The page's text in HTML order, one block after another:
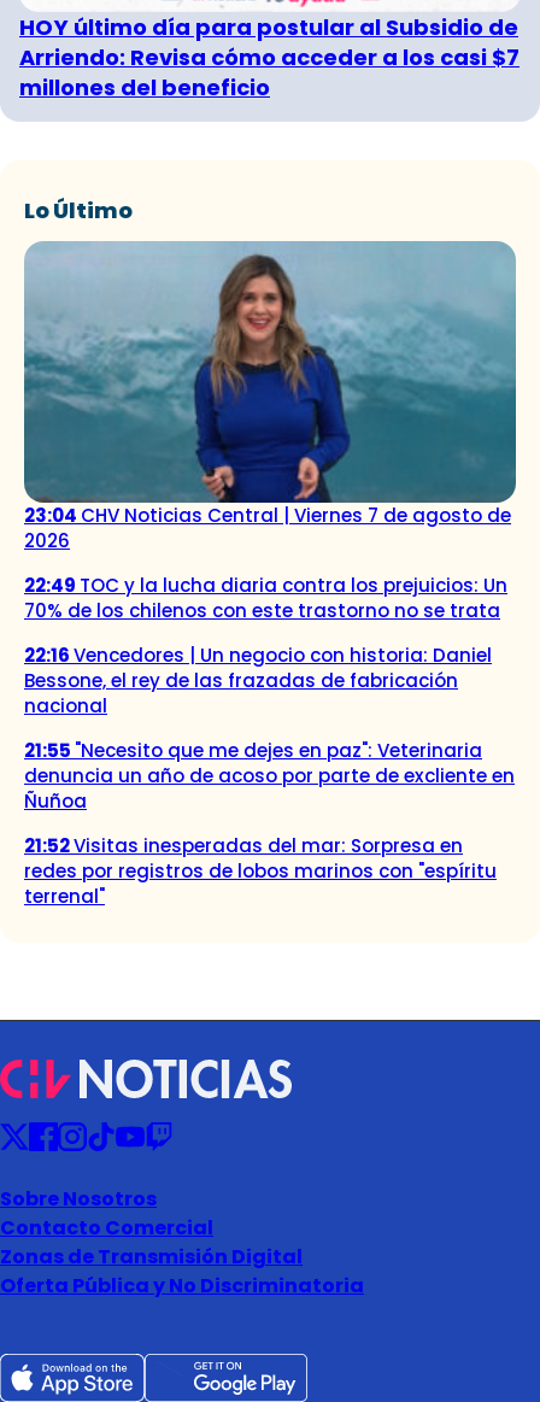
HOY último día para postular al Subsidio de
Arriendo: Revisa cómo acceder a los casi $7
millones del beneficio
Lo Último
23:04 CHV Noticias Central | Viernes 7 de agosto de
2026
22:49 TOC y la lucha diaria contra los prejuicios: Un
70% de los chilenos con este trastorno no se trata
22:16Vencedores | Un negocio con historia: Daniel
Bessone, el rey de las frazadas de fabricación
nacional
21:55 "Necesito que me dejes en paz": Veterinaria
denuncia un año de acoso por parte de excliente en
Ñuñoa
21:52Visitas inesperadas del mar: Sorpresa en
redes por registros de lobos marinos con "espíritu
terrenal"
Sobre Nosotros
Contacto Comercial
Zonas de Transmisión Digital
Oferta Pública y No Discriminatoria